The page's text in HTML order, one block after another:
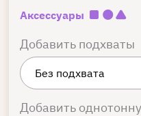
Аксессуары
Добавить подхваты
Добавить